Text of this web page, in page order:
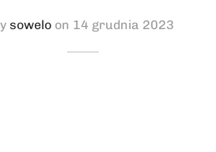
sowelo on 14 grudnia 2023